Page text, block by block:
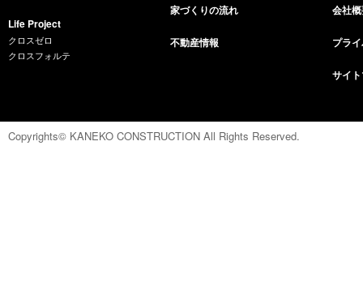
Life Project
クロスゼロ
クロスフォルテ
家づくりの流れ
不動産情報
会社
プラ
サイ
Copyrights© KANEKO CONSTRUCTION All Rights Reserved.